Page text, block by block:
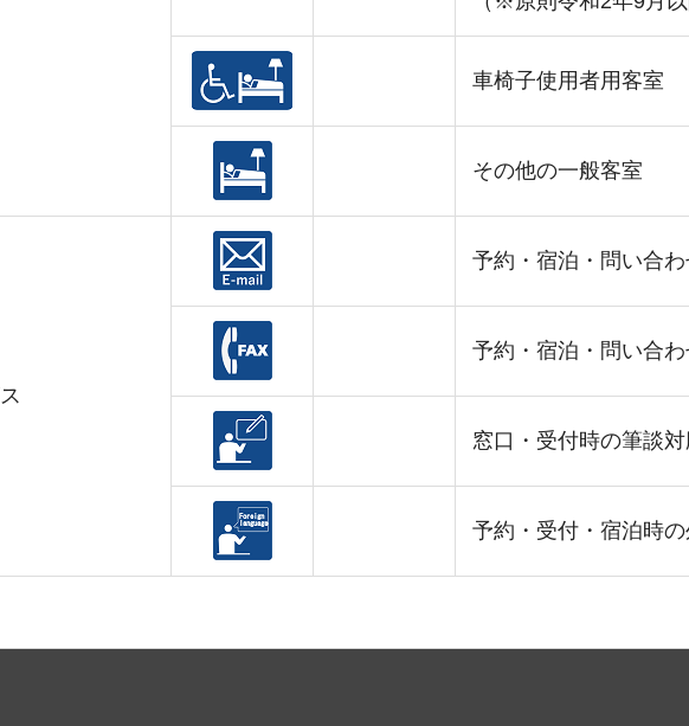
車椅子使用者用客室
その他の一般客室
予約・宿泊・問い合
予約・宿泊・問い合
窓口・受付時の筆談
予約・受付・宿泊時